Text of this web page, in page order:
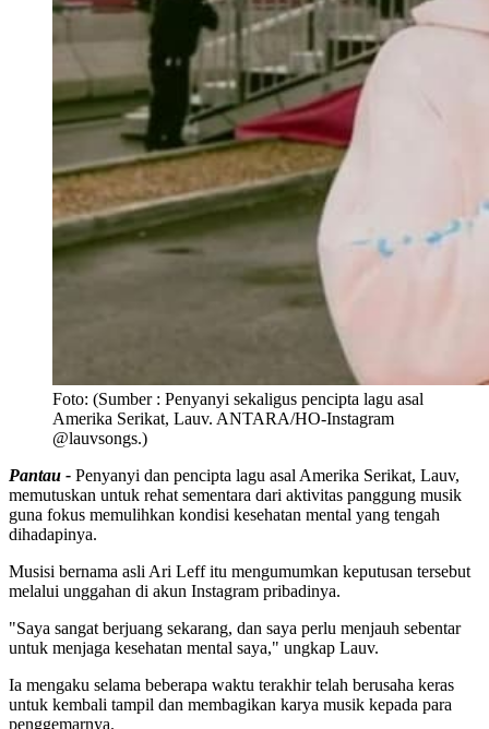
Foto: (Sumber : Penyanyi sekaligus pencipta lagu asal
Amerika Serikat, Lauv. ANTARA/HO-Instagram
@lauvsongs.)
Pantau - Penyanyi dan pencipta lagu asal Amerika Serikat, Lauv,
memutuskan untuk rehat sementara dari aktivitas panggung musik
guna fokus memulihkan kondisi kesehatan mental yang tengah
dihadapinya.
Musisi bernama asli Ari Leff itu mengumumkan keputusan tersebut
melalui unggahan di akun Instagram pribadinya.
"Saya sangat berjuang sekarang, dan saya perlu menjauh sebentar
untuk menjaga kesehatan mental saya," ungkap Lauv.
Ia mengaku selama beberapa waktu terakhir telah berusaha keras
untuk kembali tampil dan membagikan karya musik kepada para
penggemarnya.